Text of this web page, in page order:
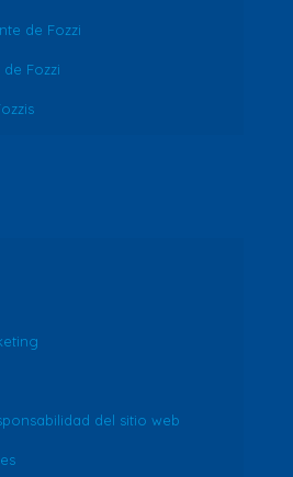
de Fozzi
Fozzi
del sitio web